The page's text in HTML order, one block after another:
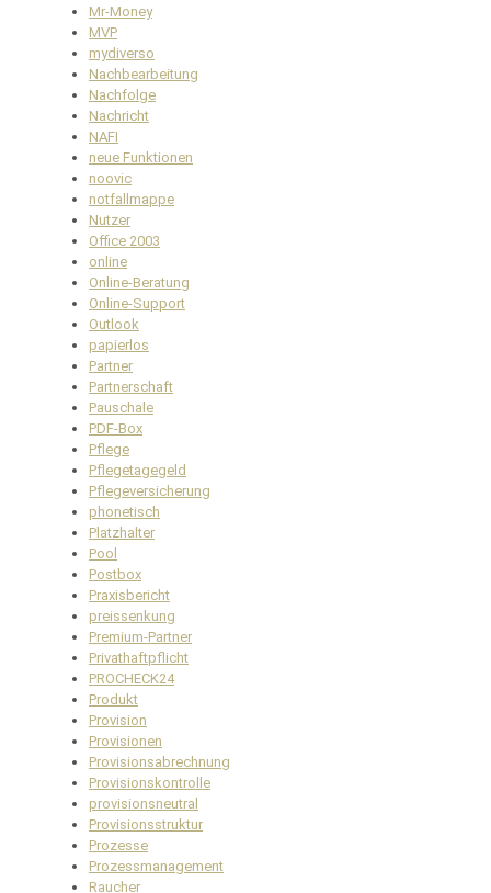
Mr-Money
MVP
mydiverso
Nachbearbeitung
Nachfolge
Nachricht
NAFI
neue Funktionen
noovic
notfallmappe
Nutzer
Office 2003
online
Online-Beratung
Online-Support
Outlook
papierlos
Partner
Partnerschaft
Pauschale
PDF-Box
Pflege
Pflegetagegeld
Pflegeversicherung
phonetisch
Platzhalter
Pool
Postbox
Praxisbericht
preissenkung
Premium-Partner
Privathaftpflicht
PROCHECK24
Produkt
Provision
Provisionen
Provisionsabrechnung
Provisionskontrolle
provisionsneutral
Provisionsstruktur
Prozesse
Prozessmanagement
Raucher